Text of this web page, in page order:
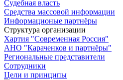
Судебная власть
Средства массовой информации
Информационые партнёры
Структура организации
Хартия "Современная Россия"
АНО "Караченков и партнёры"
Региональные представители
Сотрудники
Цели и принципы